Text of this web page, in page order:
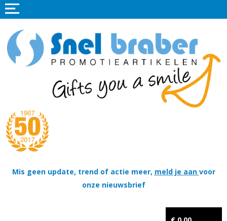
Mis geen update, trend of actie meer, meld je aan voor
onze nieuwsbrief
Home
Promotieartikelen
Tassen
Thema's